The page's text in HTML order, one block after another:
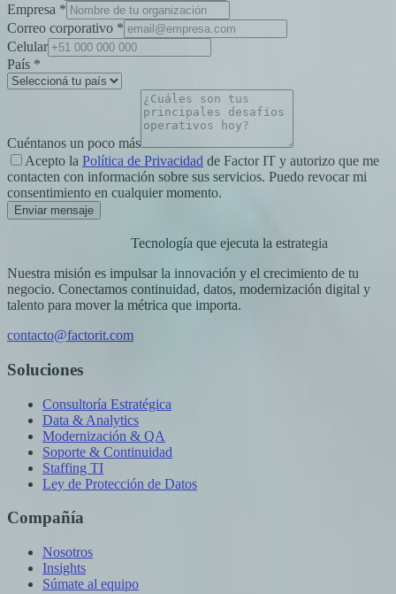
Empresa *
Correo corporativo *
Celular
País *
Cuéntanos un poco más
Acepto la Política de Privacidad de Factor IT y autorizo que me
contacten con información sobre sus servicios. Puedo revocar mi
consentimiento en cualquier momento.
Enviar mensaje
Tecnología que ejecuta la estrategia
Nuestra misión es impulsar la innovación y el crecimiento de tu
negocio. Conectamos continuidad, datos, modernización digital y
talento para mover la métrica que importa.
contacto@factorit.com
Soluciones
Consultoría Estratégica
Data & Analytics
Modernización & QA
Soporte & Continuidad
Staffing TI
Ley de Protección de Datos
Compañía
Nosotros
Insights
Súmate al equipo